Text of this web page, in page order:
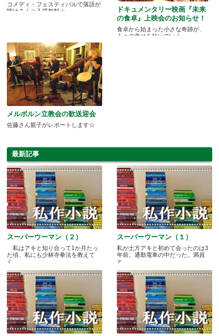
コメディ・フェスティバルで落語が
聴ける！☆入場無料☆
ドキュメンタリー映画『未来
の食卓』上映会のお知らせ！
食卓から始まった小さな奇跡が、
人々の幸せを紡いでいく
メルボルン立教会の歓送迎会
佐藤さん親子がレポートします☆
最新記事
スーパーウーマン（２）
私はアキと知り合って1か月たっ
た頃、私にも少林寺拳法を教えて
く.....
スーパーウーマン（１）
私が土方アキと初めて会ったのは3
年前。通勤電車の中だった。満員
と.....